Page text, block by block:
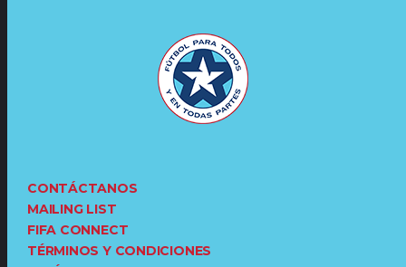
CONTÁCTANOS
MAILING LIST
FIFA CONNECT
TÉRMINOS Y CONDICIONES